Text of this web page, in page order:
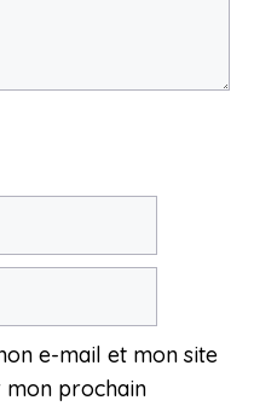
e-mail et mon site
mon prochain